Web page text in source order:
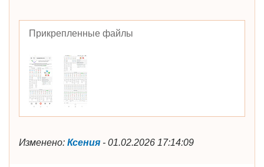
Прикрепленные файлы
Изменено: Ксения - 01.02.2026 17:14:09